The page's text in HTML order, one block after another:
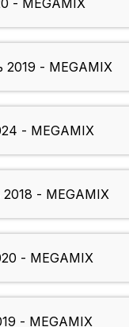
- MEGAMIX
2019 - MEGAMIX
- MEGAMIX
- MEGAMIX
- MEGAMIX
- MEGAMIX